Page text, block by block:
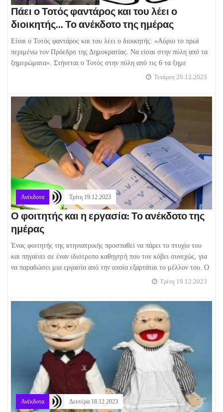
Πάει ο Τοτός φαντάρος και του λέει ο
διοικητής... Το ανέκδοτο της ημέρας
Είναι ο Τοτός φαντάρος και του λέει ο διοικητής: «Αύριο το πρωί
περιμένω τον Πρόεδρο της Δημοκρατίας. Να είσαι στην πύλη από τα
ξημερώματα». Στήνεται ο Τοτός στην πύλη από τις 6 τα ξημε
Τετάρτη 20.12.2023
Ανέκδοτα Τρίτη 19.12.2023
Ο φοιτητής και η εργασία: Το ανέκδοτο της
ημέρας
Ένας φοιτητής της κτηνιατρικής προσπαθεί να πάρει το πτυχίο του
και πηγαίνει σε έναν ιδιότροπο καθηγητή που τον κόβει συνεχώς, για
να παραδώσει μια εργασία από την οποία εξαρτάται το μέλλον του. Ο
Τρίτη 19.12.2023
Ανέκδοτα Δευτέρα 18.12.2023